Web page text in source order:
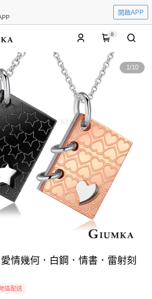
開啟APP
0
1/10
情幾何．白鋼．情書．雷射刻
區配送